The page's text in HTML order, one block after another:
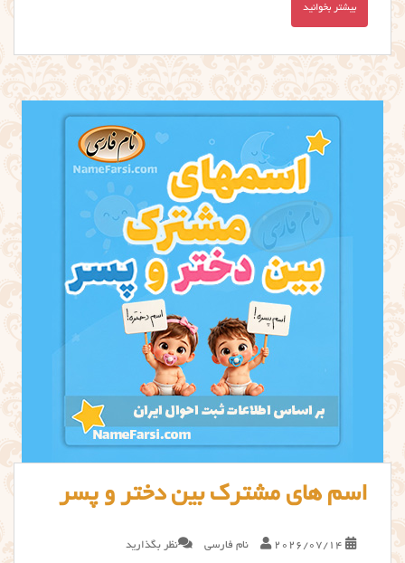
بیشتر بخوانید
اسم های مشترک بین دختر و پسر
2026/07/14 نام فارسی نظر بگذارید